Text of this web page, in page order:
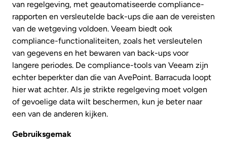
van regelgeving, met geautomatiseerde compliance-
rapporten en versleutelde back-ups die aan de vereisten
van de wetgeving voldoen. Veeam biedt ook
compliance-functionaliteiten, zoals het versleutelen
van gegevens en het bewaren van back-ups voor
langere periodes. De compliance-tools van Veeam zijn
echter beperkter dan die van AvePoint. Barracuda loopt
hier wat achter. Als je strikte regelgeving moet volgen
of gevoelige data wilt beschermen, kun je beter naar
een van de anderen kijken.
Gebruiksgemak